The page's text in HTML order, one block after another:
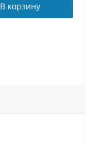
В корзину